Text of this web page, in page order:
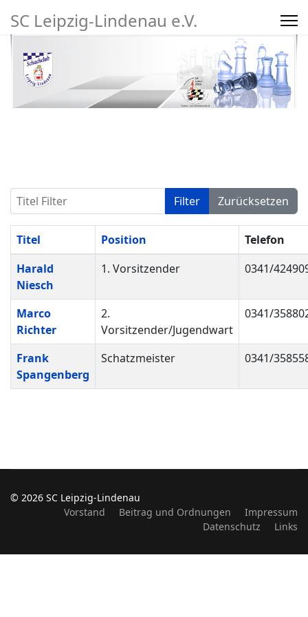
SC Leipzig-Lindenau e.V.
Vereinsleben/Turniere
Titel Filter Filter Zurücksetzen
Kontakte,
Titel Position
Telefon
Harald
Niesch
1. Vorsitzender 0341/
Marco
Richter
2.
Vorsitzender/Jugendwart
0341/
Frank
Spangenberg
Schatzmeister 0341/
© 2026 SC Leipzig-Lindenau
Vorstand
Beitrag und Ordnungen
Impressum
Datenschutz
Links